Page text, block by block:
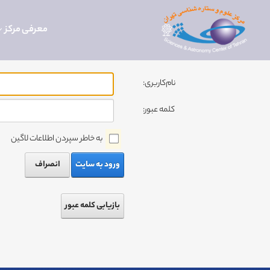
معرفی مرکز
نام‌کاربری:
کلمه عبور:
به خاطر سپردن اطلاعات لاگین
ورود به سایت
انصراف
بازیابی کلمه عبور